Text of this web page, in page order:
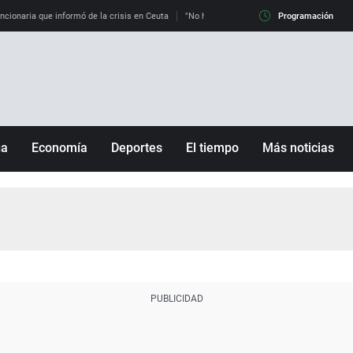
que informó de la crisis en Ceuta "No hay mafias, que no nos engañen":
Programación
Economía Deportes El tiempo Más noticias